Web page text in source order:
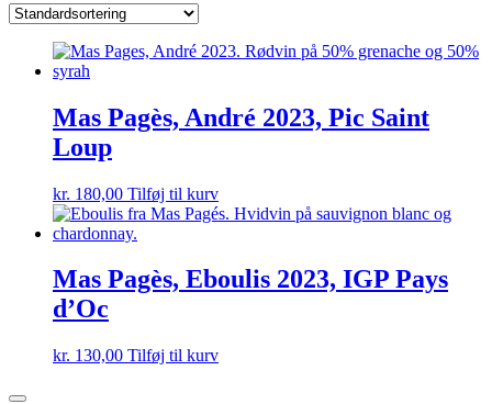
Mas Pagès, André 2023, Pic Saint
Loup
kr. 180,00 Tilføj til kurv
Mas Pagès, Eboulis 2023, IGP Pays
d’Oc
kr. 130,00 Tilføj til kurv